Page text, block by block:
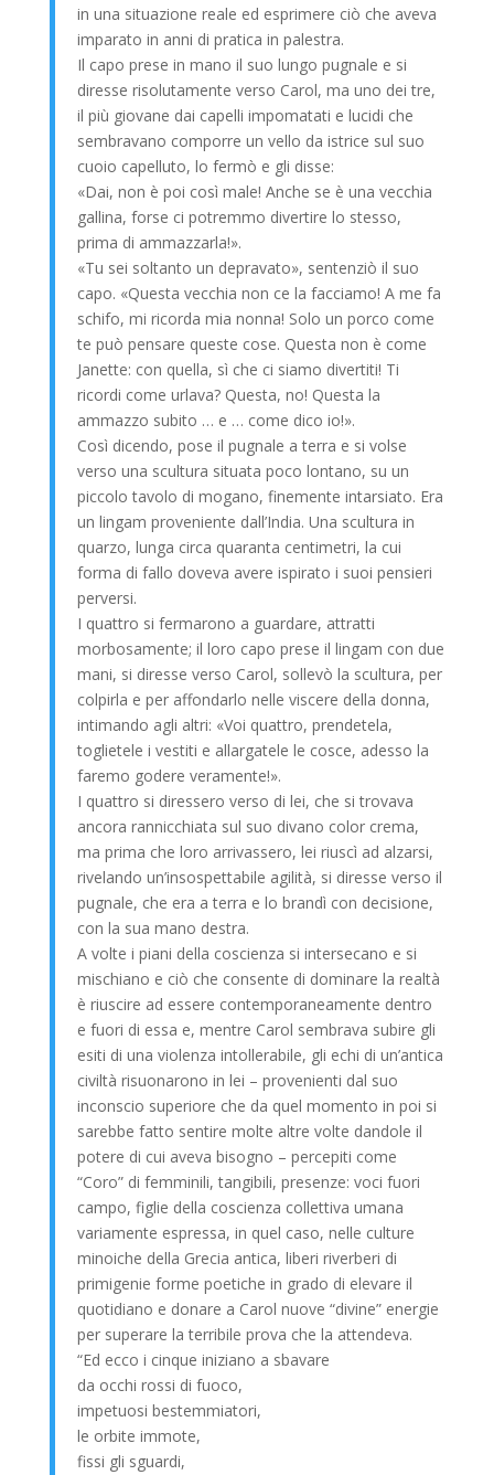
in una situazione reale ed esprimere ciò che aveva
imparato in anni di pratica in palestra.
Il capo prese in mano il suo lungo pugnale e si
diresse risolutamente verso Carol, ma uno dei tre,
il più giovane dai capelli impomatati e lucidi che
sembravano comporre un vello da istrice sul suo
cuoio capelluto, lo fermò e gli disse:
«Dai, non è poi così male! Anche se è una vecchia
gallina, forse ci potremmo divertire lo stesso,
prima di ammazzarla!».
«Tu sei soltanto un depravato», sentenziò il suo
capo. «Questa vecchia non ce la facciamo! A me fa
schifo, mi ricorda mia nonna! Solo un porco come
te può pensare queste cose. Questa non è come
Janette: con quella, sì che ci siamo divertiti! Ti
ricordi come urlava? Questa, no! Questa la
ammazzo subito … e … come dico io!».
Così dicendo, pose il pugnale a terra e si volse
verso una scultura situata poco lontano, su un
piccolo tavolo di mogano, finemente intarsiato. Era
un lingam proveniente dall’India. Una scultura in
quarzo, lunga circa quaranta centimetri, la cui
forma di fallo doveva avere ispirato i suoi pensieri
perversi.
I quattro si fermarono a guardare, attratti
morbosamente; il loro capo prese il lingam con due
mani, si diresse verso Carol, sollevò la scultura, per
colpirla e per affondarlo nelle viscere della donna,
intimando agli altri: «Voi quattro, prendetela,
toglietele i vestiti e allargatele le cosce, adesso la
faremo godere veramente!».
I quattro si diressero verso di lei, che si trovava
ancora rannicchiata sul suo divano color crema,
ma prima che loro arrivassero, lei riuscì ad alzarsi,
rivelando un’insospettabile agilità, si diresse verso il
pugnale, che era a terra e lo brandì con decisione,
con la sua mano destra.
A volte i piani della coscienza si intersecano e si
mischiano e ciò che consente di dominare la realtà
è riuscire ad essere contemporaneamente dentro
e fuori di essa e, mentre Carol sembrava subire gli
esiti di una violenza intollerabile, gli echi di un’antica
civiltà risuonarono in lei – provenienti dal suo
inconscio superiore che da quel momento in poi si
sarebbe fatto sentire molte altre volte dandole il
potere di cui aveva bisogno – percepiti come
“Coro” di femminili, tangibili, presenze: voci fuori
campo, figlie della coscienza collettiva umana
variamente espressa, in quel caso, nelle culture
minoiche della Grecia antica, liberi riverberi di
primigenie forme poetiche in grado di elevare il
quotidiano e donare a Carol nuove “divine” energie
per superare la terribile prova che la attendeva.
“Ed ecco i cinque iniziano a sbavare
da occhi rossi di fuoco,
impetuosi bestemmiatori,
le orbite immote,
fissi gli sguardi,